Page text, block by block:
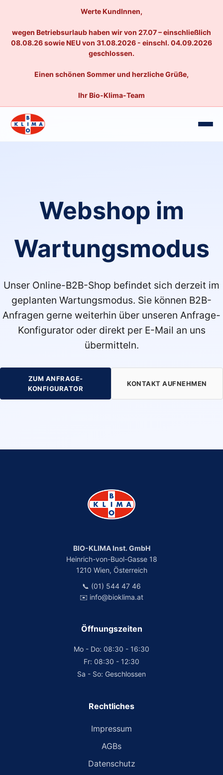
Werte KundInnen,
wegen Betriebsurlaub haben wir von 27.07 – einschließlich
08.08.26 sowie NEU von 31.08.2026 - einschl. 04.09.2026
geschlossen.
Einen schönen Sommer und herzliche Grüße,
Ihr Bio-Klima-Team
Webshop im
Wartungsmodus
Unser Online-B2B-Shop befindet sich derzeit im
geplanten Wartungsmodus. Sie können B2B-
Anfragen gerne weiterhin über unseren Anfrage-
Konfigurator oder direkt per E-Mail an uns
übermitteln.
ZUM ANFRAGE-
KONFIGURATOR
KONTAKT AUFNEHMEN
BIO-KLIMA Inst. GmbH
Heinrich-von-Buol-Gasse 18
1210 Wien, Österreich
📞 (01) 544 47 46
✉️ info@bioklima.at
Öffnungszeiten
Mo - Do: 08:30 - 16:30
Fr: 08:30 - 12:30
Sa - So: Geschlossen
Rechtliches
Impressum
AGBs
Datenschutz